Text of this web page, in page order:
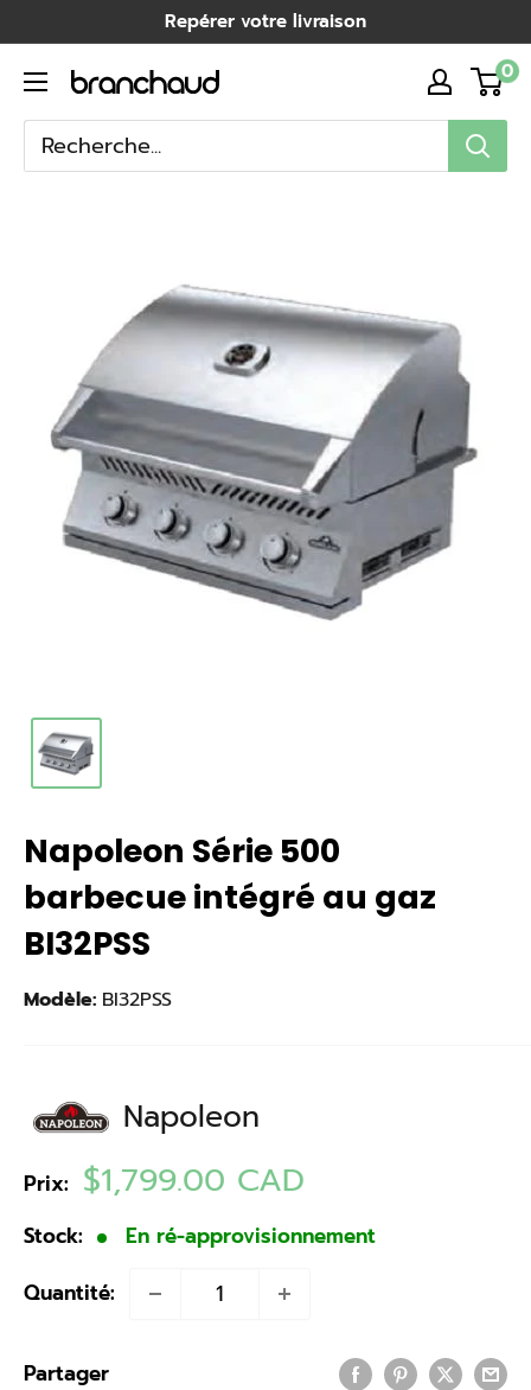
au
contenu
Repérer votre livraison
Branchaud
0
Napoleon Série 500
barbecue intégré au gaz
BI32PSS
Modèle: BI32PSS
Napoleon
Prix: Prix
réduit
$1,799.00 CAD
Stock:
En ré-approvisionnement
Quantité:
Partager